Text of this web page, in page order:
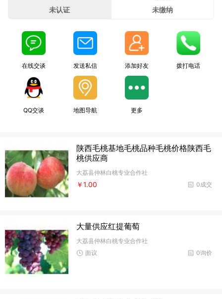
未认证 未缴纳
在线交谈 发送私信 添加好友 拨打电话
QQ交谈 地图导航 更多
陕西毛桃基地毛桃品种毛桃价格陕西毛
桃供应商
大荔县仲林白桃专业合作社
0成交
￥1.00
大量供应红提葡萄
大荔县仲林白桃专业合作社
0询价
面议